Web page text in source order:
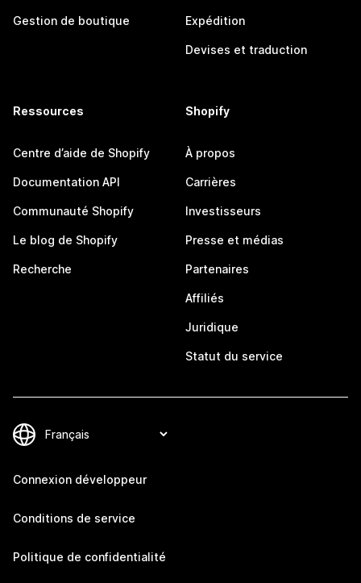
Gestion de boutique Expédition
Devises et traduction
Ressources
Centre d’aide de Shopify
Documentation API
Communauté Shopify
Le blog de Shopify
Recherche
Shopify
À propos
Carrières
Investisseurs
Presse et médias
Partenaires
Affiliés
Juridique
Statut du service
Connexion développeur
Conditions de service
Politique de confidentialité